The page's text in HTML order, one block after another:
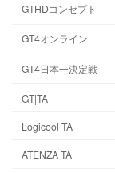
GTHDコンセプト
GT4オンライン
GT4日本一決定戦
GT|TA
Logicool TA
ATENZA TA